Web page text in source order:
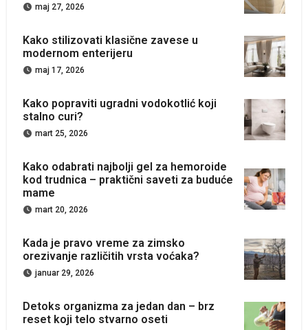
maj 27, 2026
Kako stilizovati klasične zavese u
modernom enterijeru
maj 17, 2026
Kako popraviti ugradni vodokotlić koji
stalno curi?
mart 25, 2026
Kako odabrati najbolji gel za hemoroide
kod trudnica – praktični saveti za buduće
mame
mart 20, 2026
Kada je pravo vreme za zimsko
orezivanje različitih vrsta voćaka?
januar 29, 2026
Detoks organizma za jedan dan – brz
reset koji telo stvarno oseti